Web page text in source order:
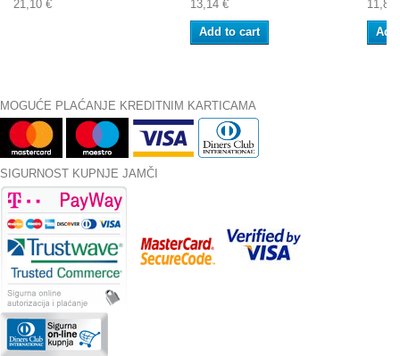
21,10 € 13,14 €
Add to cart
11,80
MOGUĆE PLAĆANJE KREDITNIM KARTICAMA
SIGURNOST KUPNJE JAMČI